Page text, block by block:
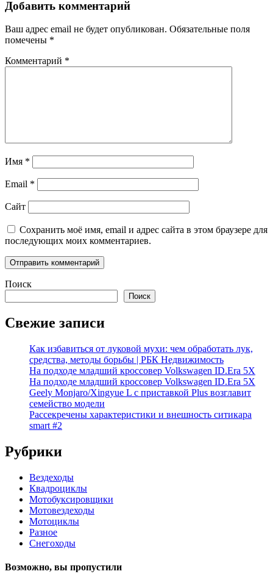
Добавить комментарий
Ваш адрес email не будет опубликован. Обязательные поля
помечены *
Комментарий *
Имя *
Email *
Сайт
Сохранить моё имя, email и адрес сайта в этом браузере для
последующих моих комментариев.
Поиск
Поиск
Свежие записи
Как избавиться от луковой мухи: чем обработать лук,
средства, методы борьбы | РБК Недвижимость
На подходе младший кроссовер Volkswagen ID.Era 5X
На подходе младший кроссовер Volkswagen ID.Era 5X
Geely Monjaro/Xingyue L с приставкой Plus возглавит
семейство модели
Рассекречены характеристики и внешность ситикара
smart #2
Рубрики
Вездеходы
Квадроциклы
Мотобуксировщики
Мотовездеходы
Мотоциклы
Разное
Снегоходы
Возможно, вы пропустили